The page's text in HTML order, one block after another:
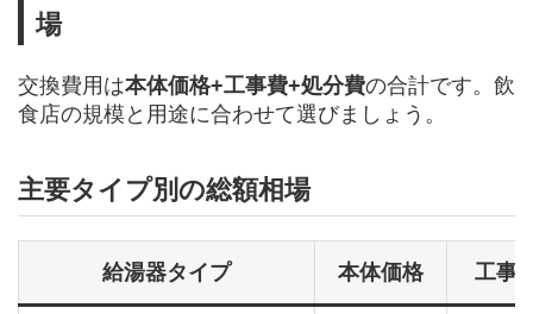
場
交換費用は本体価格+工事費+処分費の合計です。飲
食店の規模と用途に合わせて選びましょう。
主要タイプ別の総額相場
給湯器タイプ 本体価格 工事